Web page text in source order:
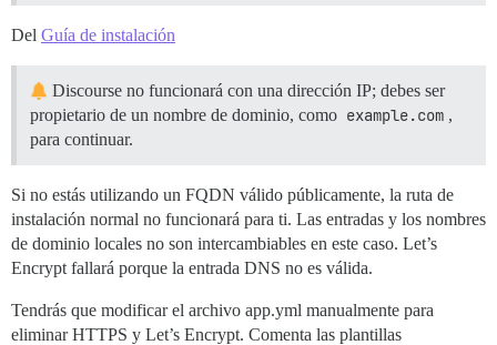
Del Guía de instalación
Discourse no funcionará con una dirección IP; debes ser
propietario de un nombre de dominio, como example.com ,
para continuar.
Si no estás utilizando un FQDN válido públicamente, la ruta de
instalación normal no funcionará para ti. Las entradas y los nombres
de dominio locales no son intercambiables en este caso. Let’s
Encrypt fallará porque la entrada DNS no es válida.
Tendrás que modificar el archivo app.yml manualmente para
eliminar HTTPS y Let’s Encrypt. Comenta las plantillas